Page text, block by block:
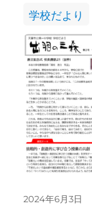
カ
テ
ゴ
リ
ー
学校だより
投
2024年6月3日